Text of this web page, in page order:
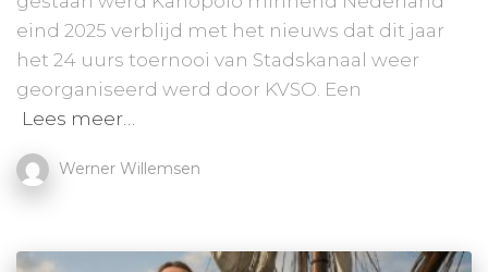
eind 2025 verblijd met het nieuws dat dit jaar
het 24 uurs toernooi van Stadskanaal weer
georganiseerd werd door KVSO. Een
Lees meer…
Werner Willemsen